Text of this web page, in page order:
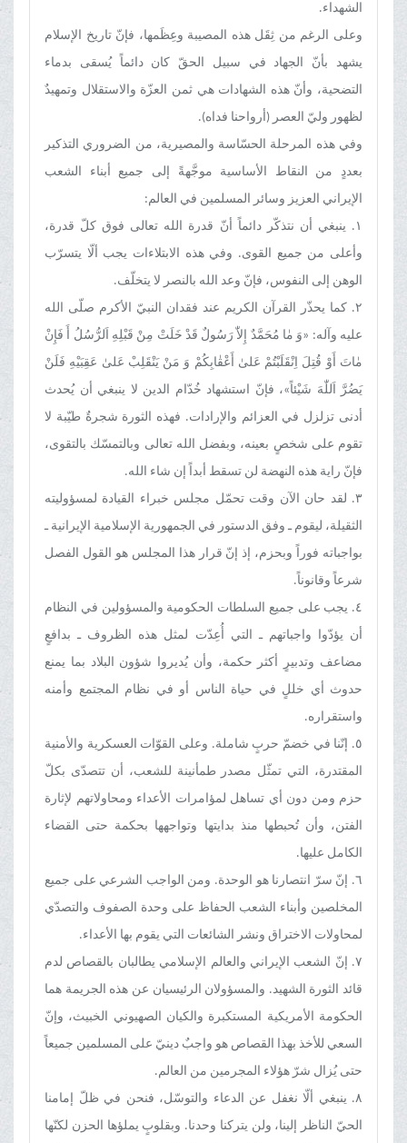
الشهداء.
وعلى الرغم من ثِقَل هذه المصيبة وعِظَمها، فإنّ تاريخ الإسلام
يشهد بأنّ الجهاد في سبيل الحقّ كان دائماً يُسقى بدماء
التضحية، وأنّ هذه الشهادات هي ثمن العزّة والاستقلال وتمهيدٌ
لظهور وليّ العصر (أرواحنا فداه).
وفي هذه المرحلة الحسّاسة والمصيرية، من الضروري التذكير
بعددٍ من النقاط الأساسية موجَّهةً إلى جميع أبناء الشعب
الإيراني العزيز وسائر المسلمين في العالم:
١. ينبغي أن نتذكّر دائماً أنّ قدرة الله تعالى فوق كلّ قدرة،
وأعلى من جميع القوى. وفي هذه الابتلاءات يجب ألّا يتسرّب
الوهن إلى النفوس، فإنّ وعد الله بالنصر لا يتخلّف.
٢. كما يحذّر القرآن الكريم عند فقدان النبيّ الأكرم صلّى الله
عليه وآله: «وَ مٰا مُحَمَّدٌ إِلاّٰ رَسُولٌ قَدْ خَلَتْ مِنْ قَبْلِهِ اَلرُّسُلُ أَ فَإِنْ
مٰاتَ أَوْ قُتِلَ اِنْقَلَبْتُمْ عَلىٰ أَعْقٰابِكُمْ وَ مَنْ يَنْقَلِبْ عَلىٰ عَقِبَيْهِ فَلَنْ
يَضُرَّ اَللّٰهَ شَيْئاً»، فإنّ استشهاد خُدّام الدين لا ينبغي أن يُحدث
أدنى تزلزل في العزائم والإرادات. فهذه الثورة شجرةٌ طيّبة لا
تقوم على شخصٍ بعينه، وبفضل الله تعالى وبالتمسّك بالتقوى،
فإنّ راية هذه النهضة لن تسقط أبداً إن شاء الله.
٣. لقد حان الآن وقت تحمّل مجلس خبراء القيادة لمسؤوليته
الثقيلة، ليقوم ـ وفق الدستور في الجمهورية الإسلامية الإيرانية ـ
بواجباته فوراً وبحزم، إذ إنّ قرار هذا المجلس هو القول الفصل
شرعاً وقانوناً.
٤. يجب على جميع السلطات الحكومية والمسؤولين في النظام
أن يؤدّوا واجباتهم ـ التي أُعِدّت لمثل هذه الظروف ـ بدافعٍ
مضاعف وتدبيرٍ أكثر حكمة، وأن يُديروا شؤون البلاد بما يمنع
حدوث أي خللٍ في حياة الناس أو في نظام المجتمع وأمنه
واستقراره.
٥. إنّنا في خضمّ حربٍ شاملة. وعلى القوّات العسكرية والأمنية
المقتدرة، التي تمثّل مصدر طمأنينة للشعب، أن تتصدّى بكلّ
حزم ومن دون أي تساهل لمؤامرات الأعداء ومحاولاتهم لإثارة
الفتن، وأن تُحبطها منذ بدايتها وتواجهها بحكمة حتى القضاء
الكامل عليها.
٦. إنّ سرّ انتصارنا هو الوحدة. ومن الواجب الشرعي على جميع
المخلصين وأبناء الشعب الحفاظ على وحدة الصفوف والتصدّي
لمحاولات الاختراق ونشر الشائعات التي يقوم بها الأعداء.
٧. إنّ الشعب الإيراني والعالم الإسلامي يطالبان بالقصاص لدم
قائد الثورة الشهيد. والمسؤولان الرئيسيان عن هذه الجريمة هما
الحكومة الأمريكية المستكبرة والكيان الصهيوني الخبيث، وإنّ
السعي للأخذ بهذا القصاص هو واجبٌ دينيّ على المسلمين جميعاً
حتى يُزال شرّ هؤلاء المجرمين من العالم.
٨. ينبغي ألّا نغفل عن الدعاء والتوسّل، فنحن في ظلّ إمامنا
الحيّ الناظر إلينا، ولن يتركنا وحدنا. وبقلوبٍ يملؤها الحزن لكنّها